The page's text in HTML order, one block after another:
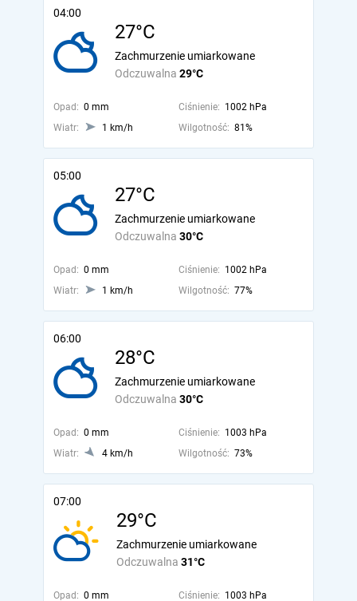
04:00
27°C
Odczuwalna 29°C
Zachmurzenie umiarkowane
Opad: 0 mm Ciśnienie: 1002 hPa
Wiatr:
1 km/h Wilgotność: 81%
05:00
27°C
Odczuwalna 30°C
Zachmurzenie umiarkowane
Opad: 0 mm Ciśnienie: 1002 hPa
Wiatr:
1 km/h Wilgotność: 77%
06:00
28°C
Odczuwalna 30°C
Zachmurzenie umiarkowane
Opad: 0 mm Ciśnienie: 1003 hPa
Wiatr:
4 km/h Wilgotność: 73%
07:00
29°C
Odczuwalna 31°C
Zachmurzenie umiarkowane
Opad: 0 mm Ciśnienie: 1003 hPa